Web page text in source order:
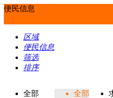
便民信息
区域
便民信息
筛选
排序
全部
全部